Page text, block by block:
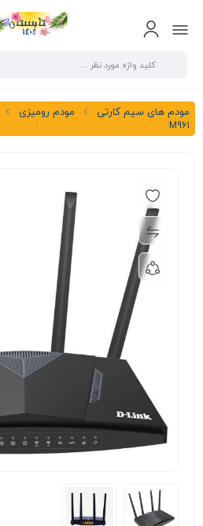
مودم های سیم کارتی مودم رومیزی
M961